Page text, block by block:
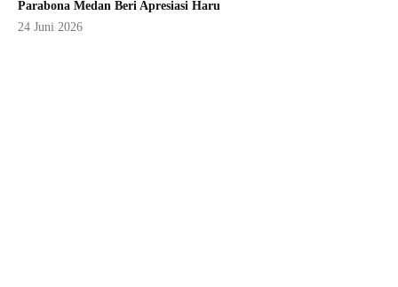
Parabona Medan Beri Apresiasi Haru
24 Juni 2026